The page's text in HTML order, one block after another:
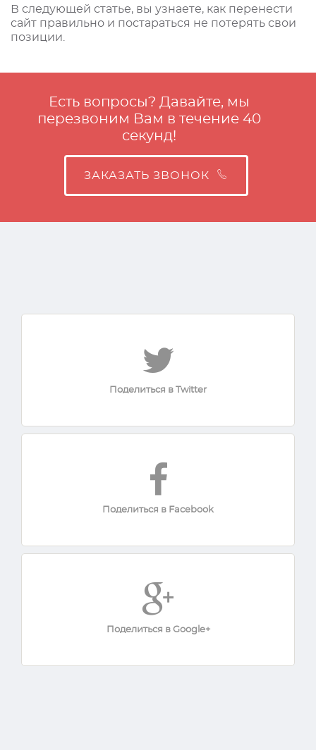
В следующей статье, вы узнаете, как перенести
сайт правильно и постараться не потерять свои
позиции.
Есть вопросы? Давайте, мы
перезвоним Вам в течение 40
секунд!
ЗАКАЗАТЬ ЗВОНОК
Поделиться в Twitter
Поделиться в Facebook
Поделиться в Google+